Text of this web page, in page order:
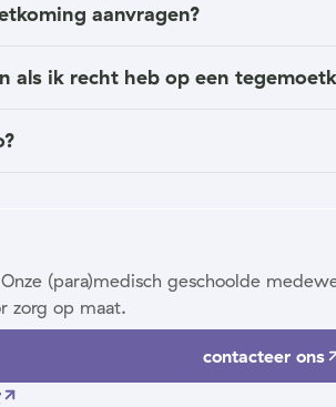
aanvragen?
als ik recht heb op een
(para)medisch geschoolde
zorg op maat.
contacteer ons